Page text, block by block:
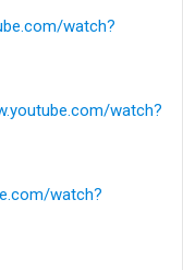
watch?
watch?
watch?